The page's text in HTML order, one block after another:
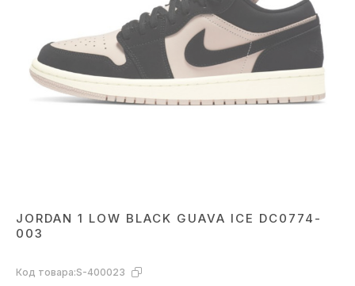
JORDAN 1 LOW BLACK GUAVA ICE DC0774-
003
Код товара:S-400023